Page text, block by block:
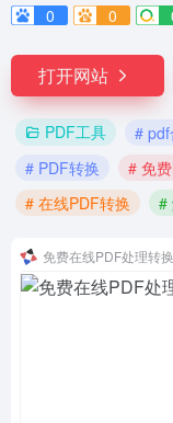
0
0
打开网站
PDF工具 #
# PDF转换
# 免
# 在线PDF转换
#
免费在线PDF处理转